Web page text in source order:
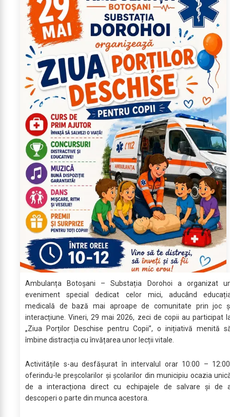
Ambulanța Botoșani – Substația Dorohoi a organizat
eveniment special dedicat celor mici, aducând
medicală de bază mai aproape de comunitate prin joc
interacțiune. Vineri, 29 mai 2026, zeci de copii au participat
„Ziua Porților Deschise pentru Copii”, o inițiativă menită
îmbine distracția cu învățarea unor lecții vitale.
Activitățile s-au desfășurat în intervalul orar 10:00 –
oferindu-le preșcolarilor și școlarilor din municipiu ocazia
de a interacționa direct cu echipajele de salvare și de
descoperi o parte din munca acestora.